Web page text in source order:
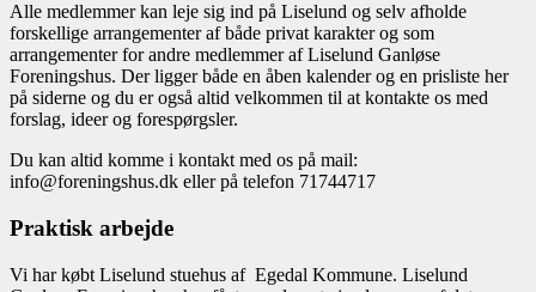
Alle medlemmer kan leje sig ind på Liselund og selv afholde
forskellige arrangementer af både privat karakter og som
arrangementer for andre medlemmer af Liselund Ganløse
Foreningshus. Der ligger både en åben kalender og en prisliste her
på siderne og du er også altid velkommen til at kontakte os med
forslag, ideer og forespørgsler.
Du kan altid komme i kontakt med os på mail:
info@foreningshus.dk eller på telefon 71744717
Praktisk arbejde
Vi har købt Liselund stuehus af Egedal Kommune. Liselund